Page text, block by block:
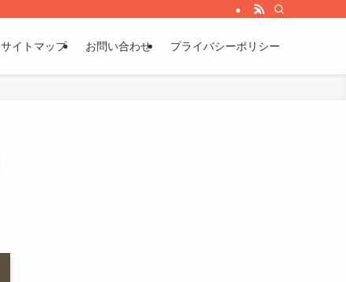
サイトマップ お問い合わせ プライバシーポリシー